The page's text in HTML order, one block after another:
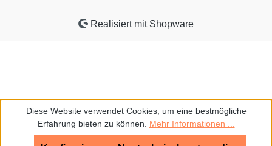
Realisiert mit Shopware
Diese Website verwendet Cookies, um eine bestmögliche
Erfahrung bieten zu können. Mehr Informationen ...